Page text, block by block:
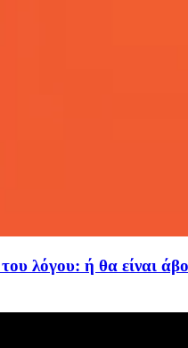
λόγου: ή θα είναι